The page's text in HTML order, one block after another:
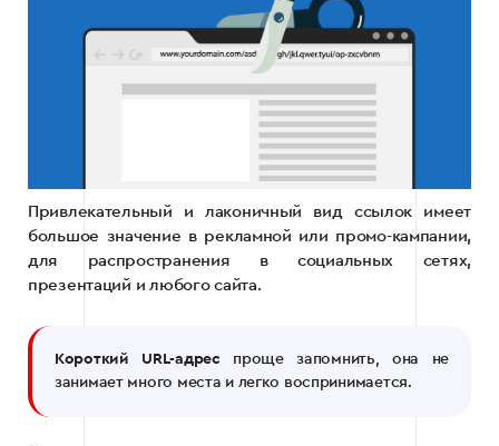
Привлекательный и лаконичный вид ссылок имеет
большое значение в рекламной или промо-кампании,
для распространения в социальных сетях,
презентаций и любого сайта.
Короткий URL-адрес проще запомнить, она не
занимает много места и легко воспринимается.